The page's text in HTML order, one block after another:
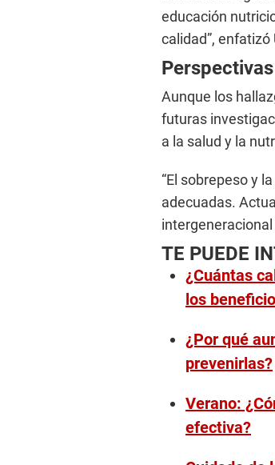
educación
calidad”, enfatizó
Aunque los
futuras
a la salud y la
“El sobrepeso y
adecuadas.
TE PUEDE
¿Cuántas
los
¿Por qué
prevenirlas?
Verano:
efectiva?